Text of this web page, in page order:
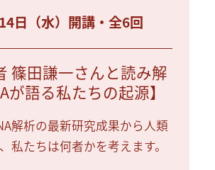
日（水）開講・全6回
篠田謙一さんと読み解
が語る私たちの起源】
解析の最新研究成果から人類
私たちは何者かを考えます。